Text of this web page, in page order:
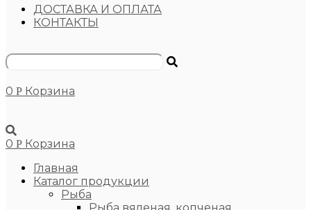
ДОСТАВКА И ОПЛАТА
КОНТАКТЫ
0 Р Корзина
0 Р Корзина
Главная
Каталог продукции
Рыба
Рыба вяленая, копченая